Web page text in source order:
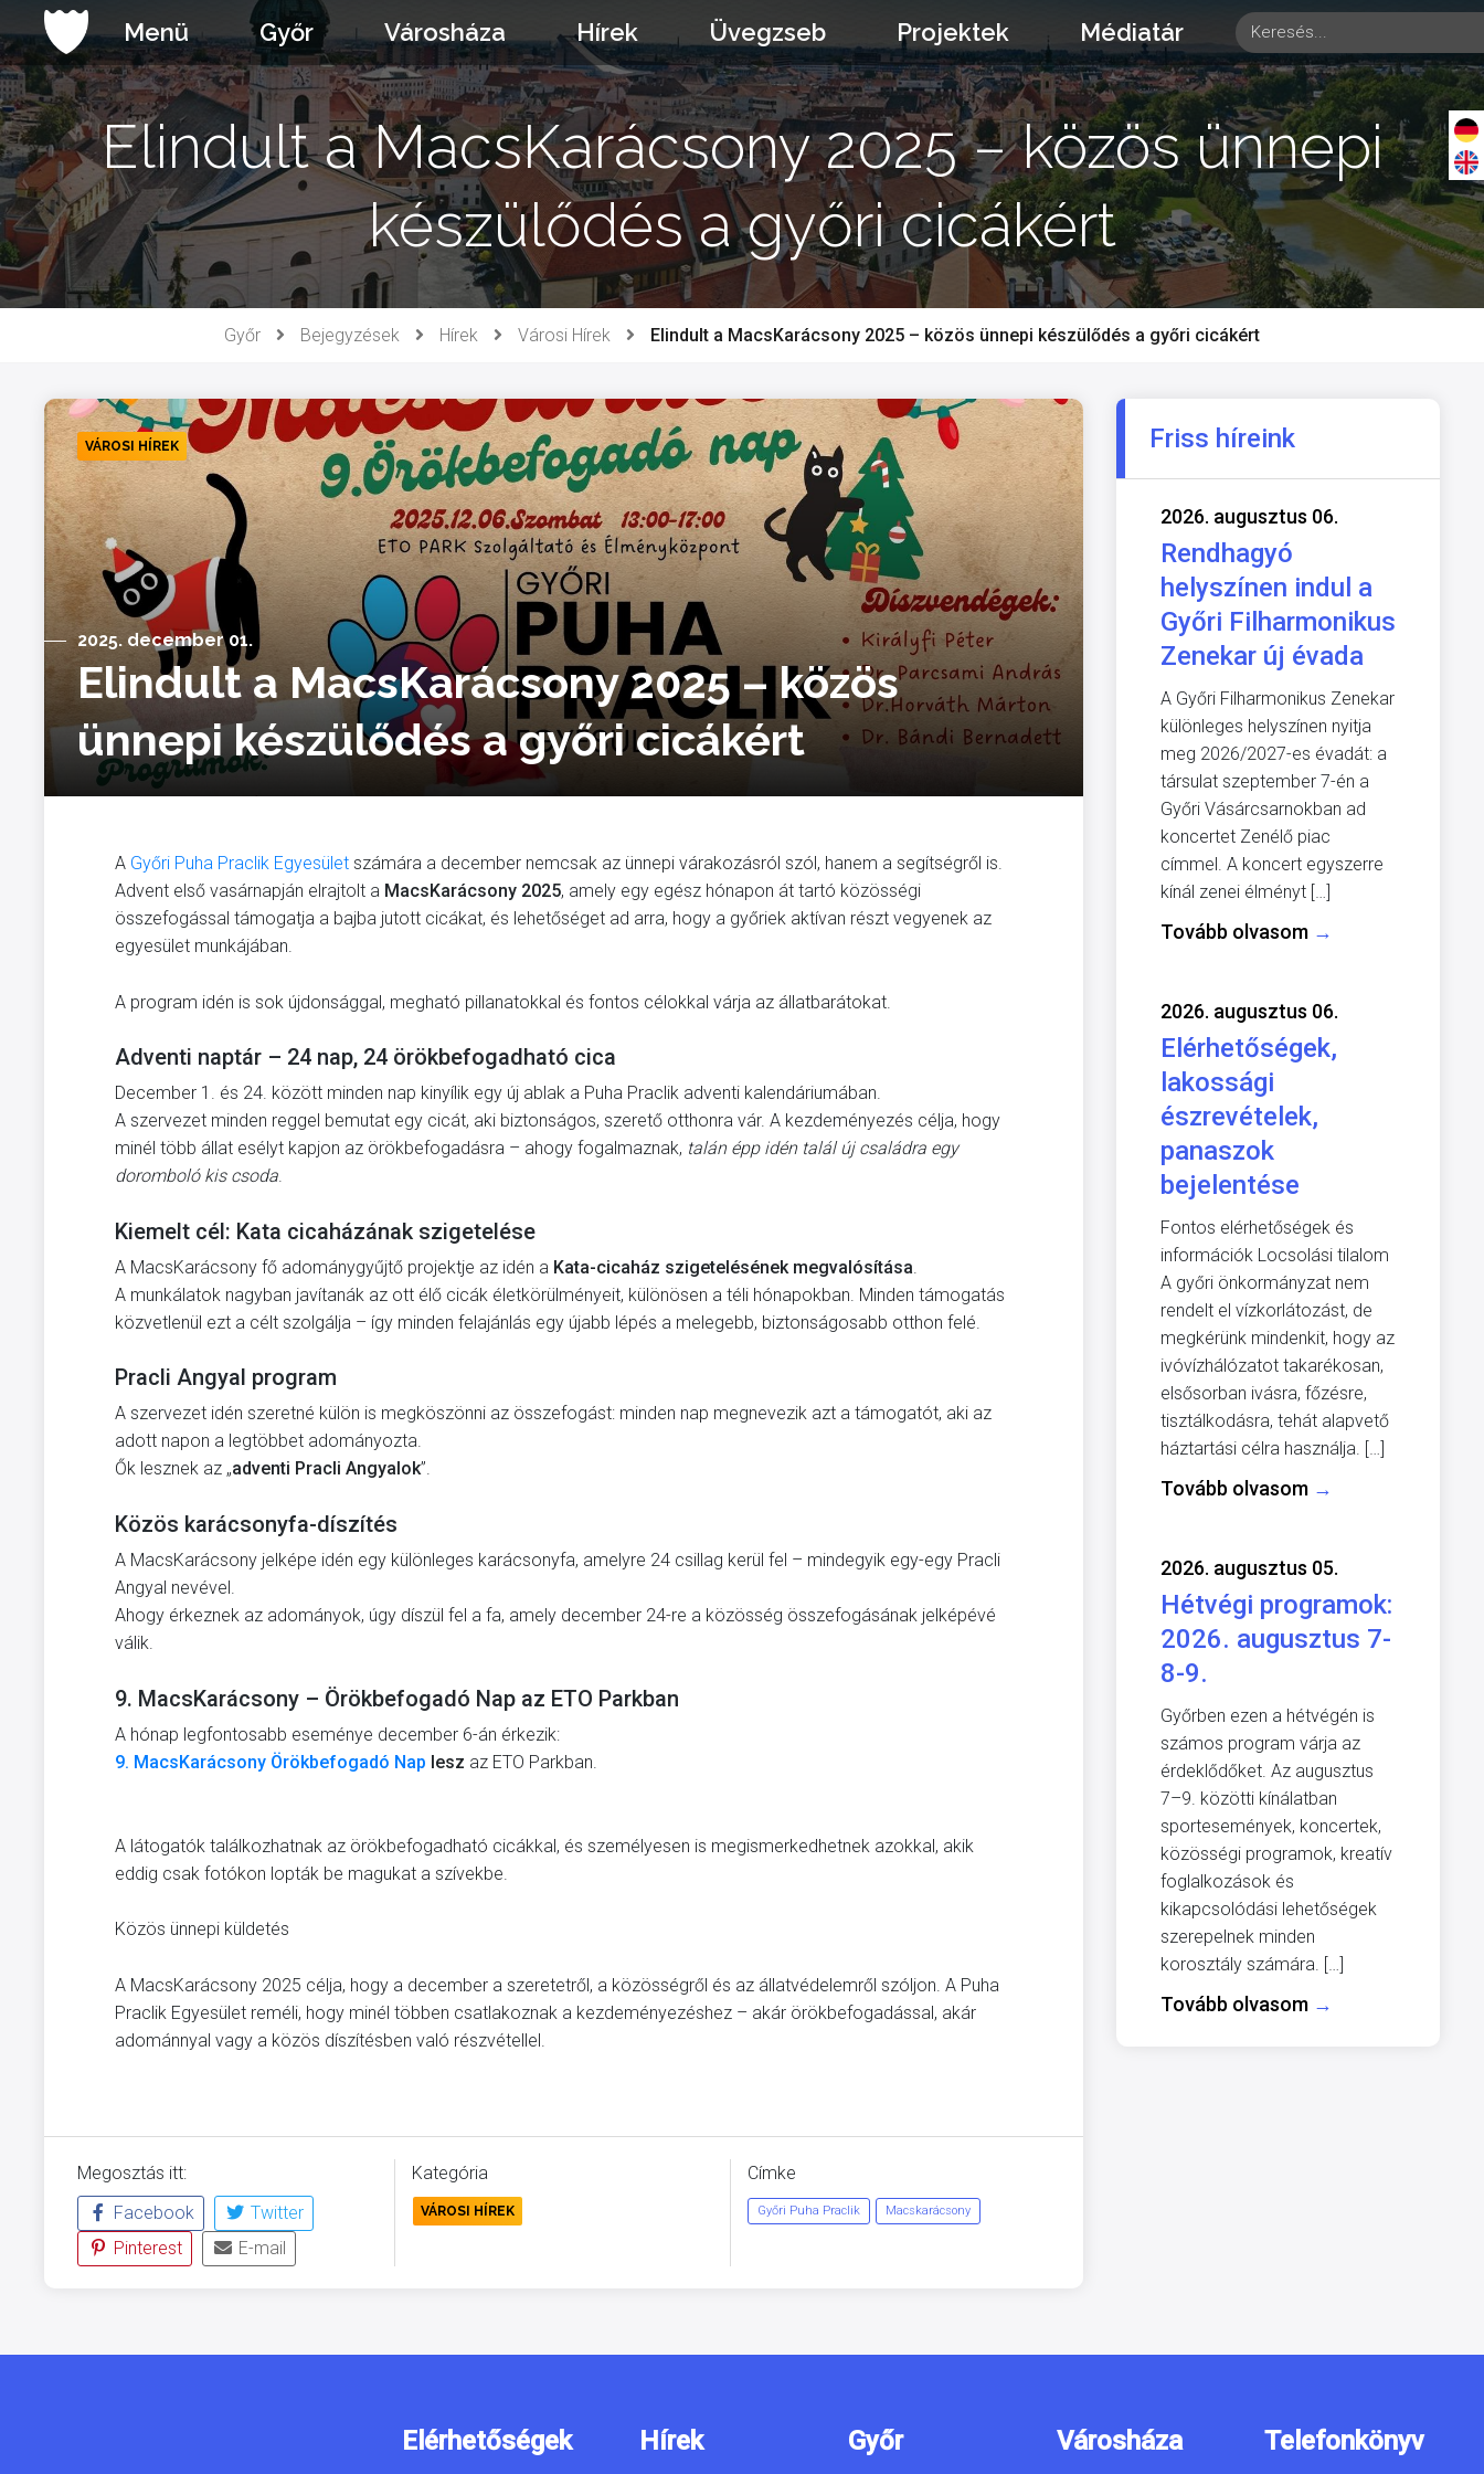
a
tartalomhoz
Menü Győr Városháza Hírek Üvegzseb Projektek Médiatár
Elindult a MacsKarácsony 2025 – közös ünnepi
készülődés a győri cicákért
Győr Bejegyzések Hírek Városi Hírek Elindult a MacsKarácsony 2025 – közös ünnepi készülődés a győri cicákért
VÁROSI HÍREK
2025. december 01.
Elindult a MacsKarácsony 2025 – közös
ünnepi készülődés a győri cicákért
A Győri Puha Praclik Egyesület számára a december nemcsak az ünnepi várakozásról szól, hanem a segítségről is.
Advent első vasárnapján elrajtolt a MacsKarácsony 2025, amely egy egész hónapon át tartó közösségi
összefogással támogatja a bajba jutott cicákat, és lehetőséget ad arra, hogy a győriek aktívan részt vegyenek az
egyesület munkájában.
A program idén is sok újdonsággal, megható pillanatokkal és fontos célokkal várja az állatbarátokat.
Adventi naptár – 24 nap, 24 örökbefogadható cica
December 1. és 24. között minden nap kinyílik egy új ablak a Puha Praclik adventi kalendáriumában.
A szervezet minden reggel bemutat egy cicát, aki biztonságos, szerető otthonra vár. A kezdeményezés célja, hogy
minél több állat esélyt kapjon az örökbefogadásra – ahogy fogalmaznak, talán épp idén talál új családra egy
doromboló kis csoda.
Kiemelt cél: Kata cicaházának szigetelése
A MacsKarácsony fő adománygyűjtő projektje az idén a Kata-cicaház szigetelésének megvalósítása
A munkálatok nagyban javítanák az ott élő cicák életkörülményeit, különösen a téli hónapokban. Minden támogatás
közvetlenül ezt a célt szolgálja – így minden felajánlás egy újabb lépés a melegebb, biztonságosabb otthon felé.
Pracli Angyal program
A szervezet idén szeretné külön is megköszönni az összefogást: minden nap megnevezik azt a támogatót, aki az
adott napon a legtöbbet adományozta.
Ők lesznek az „adventi Pracli Angyalok”.
Közös karácsonyfa-díszítés
A MacsKarácsony jelképe idén egy különleges karácsonyfa, amelyre 24 csillag kerül fel – mindegyik egy-egy Pracli
Angyal nevével.
Ahogy érkeznek az adományok, úgy díszül fel a fa, amely december 24-re a közösség összefogásának jelképévé
válik.
9. MacsKarácsony – Örökbefogadó Nap az ETO Parkban
A hónap legfontosabb eseménye december 6-án érkezik:
9. MacsKarácsony Örökbefogadó Nap lesz az ETO Parkban.
A látogatók találkozhatnak az örökbefogadható cicákkal, és személyesen is megismerkedhetnek azokkal, akik
eddig csak fotókon lopták be magukat a szívekbe.
Közös ünnepi küldetés
A MacsKarácsony 2025 célja, hogy a december a szeretetről, a közösségről és az állatvédelemről szóljon. A Puha
Praclik Egyesület reméli, hogy minél többen csatlakoznak a kezdeményezéshez – akár örökbefogadással, akár
adománnyal vagy a közös díszítésben való részvétellel.
Megosztás itt:
Facebook
Twitter
Pinterest
E-mail
Kategória
VÁROSI HÍREK
Címke
Győri Puha Praclik Macskarácsony
Friss híreink
2026. augusztus 06.
Rendhagyó
helyszínen indul a
Győri Filharmonikus
Zenekar új évada
A Győri Filharmonikus Zenekar
különleges helyszínen nyitja
meg 2026/2027-es évadát: a
társulat szeptember 7-én a
Győri Vásárcsarnokban ad
koncertet Zenélő piac
címmel. A koncert egyszerre
kínál zenei élményt […]
Tovább olvasom →
2026. augusztus 06.
Elérhetőségek,
lakossági
észrevételek,
panaszok
bejelentése
Fontos elérhetőségek és
információk Locsolási tilalom
A győri önkormányzat nem
rendelt el vízkorlátozást, de
megkérünk mindenkit, hogy az
ivóvízhálózatot takarékosan,
elsősorban ivásra, főzésre,
tisztálkodásra, tehát alapvető
háztartási célra használja. […]
Tovább olvasom →
2026. augusztus 05.
Hétvégi programok:
2026. augusztus 7-
8-9.
Győrben ezen a hétvégén is
számos program várja az
érdeklődőket. Az augusztus
7–9. közötti kínálatban
sportesemények, koncertek,
közösségi programok, kreatív
foglalkozások és
kikapcsolódási lehetőségek
szerepelnek minden
korosztály számára. […]
Tovább olvasom →
Elérhetőségek Hírek Győr Városháza Telefonkönyv